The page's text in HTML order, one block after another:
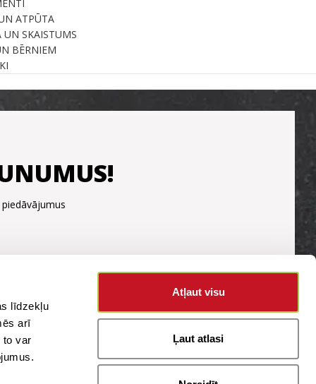
līdzekļu
arī
to var
Atļaut visu
Ļaut atlasi
ATPŪTA
UN SKAISTUMS
BĒRNIEM